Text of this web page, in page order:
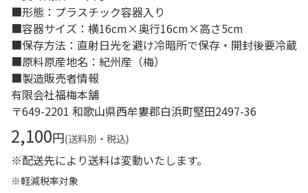
■形態：プラスチック容器入り
■容器サイズ：横16cm×奥行16cm×高さ5cm
■保存方法：直射日光を避け冷暗所で保存・開封後要冷蔵
■原料原産地名：紀州産（梅）
■製造販売者情報
有限会社福梅本舗
〒649-2201 和歌山県西牟婁郡白浜町堅田2497-36
2,100円(送料別・税込)
※配送先により送料は変動いたします。
※軽減税率対象